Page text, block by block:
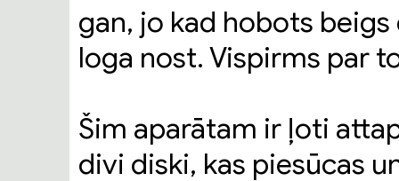
gan, jo kad hobots
loga nost. Vispirms par
Šim aparātam ir ļoti
divi diski, kas piesūcas